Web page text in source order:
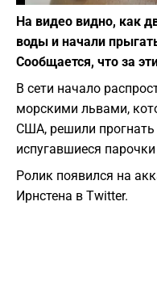
На видео видно, как
воды и начали
Сообщается, что за
В сети начало
морскими львами,
США, решили
испугавшиеся парочки
Ролик появился на
Ирнстена в Twitter.